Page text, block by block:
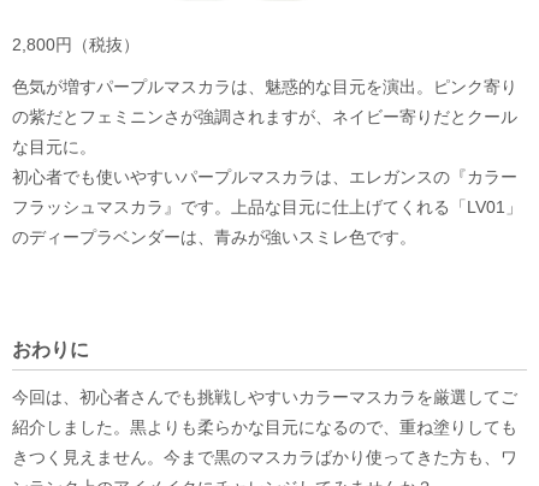
2,800円（税抜）
色気が増すパープルマスカラは、魅惑的な目元を演出。ピンク寄り
の紫だとフェミニンさが強調されますが、ネイビー寄りだとクール
な目元に。
初心者でも使いやすいパープルマスカラは、エレガンスの『カラー
フラッシュマスカラ』です。上品な目元に仕上げてくれる「LV01」
のディープラベンダーは、青みが強いスミレ色です。
おわりに
今回は、初心者さんでも挑戦しやすいカラーマスカラを厳選してご
紹介しました。黒よりも柔らかな目元になるので、重ね塗りしても
きつく見えません。今まで黒のマスカラばかり使ってきた方も、ワ